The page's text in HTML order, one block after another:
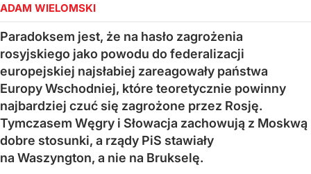
ADAM WIELOMSKI
Paradoksem jest, że na hasło zagrożenia
rosyjskiego jako powodu do federalizacji
europejskiej najsłabiej zareagowały państwa
Europy Wschodniej, które teoretycznie powinny
najbardziej czuć się zagrożone przez Rosję.
Tymczasem Węgry i Słowacja zachowują z Moskwą
dobre stosunki, a rządy PiS stawiały
na Waszyngton, a nie na Brukselę.